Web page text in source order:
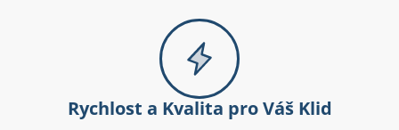
Rychlost a Kvalita pro Váš Klid